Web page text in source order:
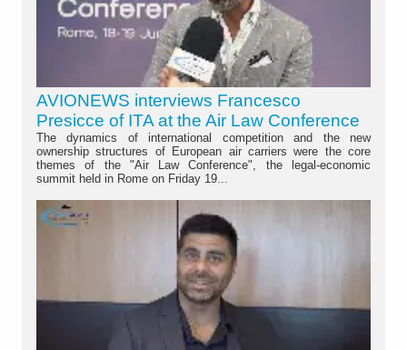
AVIONEWS interviews Francesco
Presicce of ITA at the Air Law Conference
The dynamics of international competition and the new
ownership structures of European air carriers were the core
themes of the "Air Law Conference", the legal-economic
summit held in Rome on Friday 19...